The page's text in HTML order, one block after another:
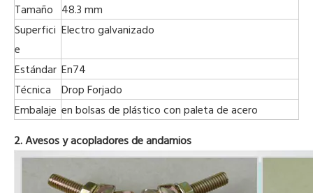
Tamaño 48.3 mm
Superfici
e
Electro galvanizado
Estándar En74
Técnica
Drop Forjado
Embalaje en bolsas de plástico con paleta de acero
2. Avesos y acopladores de andamios